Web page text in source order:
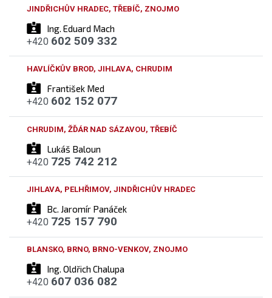
Ing. Eduard Mach
JINDŘICHŮV HRADEC, TŘEBÍČ, ZNOJMO
+420 602 509 332
František Med
HAVLÍČKŮV BROD, JIHLAVA, CHRUDIM
+420 602 152 077
Lukáš Baloun
CHRUDIM, ŽĎÁR NAD SÁZAVOU, TŘEBÍČ
+420 725 742 212
Bc. Jaromír Panáček
JIHLAVA, PELHŘIMOV, JINDŘICHŮV HRADEC
+420 725 157 790
Ing. Oldřich Chalupa
BLANSKO, BRNO, BRNO-VENKOV, ZNOJMO
+420 607 036 082